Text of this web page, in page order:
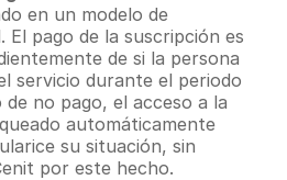
en un modelo de
El pago de la suscripción es
de si la persona
servicio durante el periodo
no pago, el acceso a la
automáticamente
su situación, sin
por este hecho.